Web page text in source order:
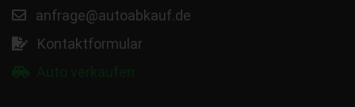
anfrage@autoabkauf.de
Kontaktformular